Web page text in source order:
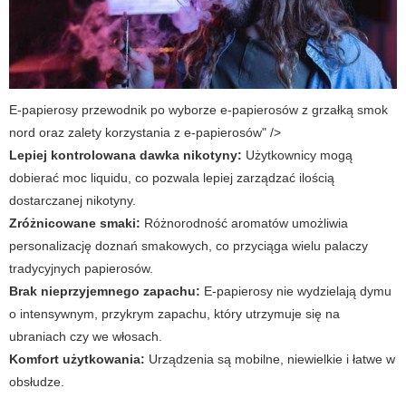
E-papierosy przewodnik po wyborze e-papierosów z grzałką smok
nord oraz zalety korzystania z e-papierosów" />
Lepiej kontrolowana dawka nikotyny: Użytkownicy mogą
dobierać moc liquidu, co pozwala lepiej zarządzać ilością
dostarczanej nikotyny.
Zróżnicowane smaki: Różnorodność aromatów umożliwia
personalizację doznań smakowych, co przyciąga wielu palaczy
tradycyjnych papierosów.
Brak nieprzyjemnego zapachu: E-papierosy nie wydzielają dymu
o intensywnym, przykrym zapachu, który utrzymuje się na
ubraniach czy we włosach.
Komfort użytkowania: Urządzenia są mobilne, niewielkie i łatwe w
obsłudze.